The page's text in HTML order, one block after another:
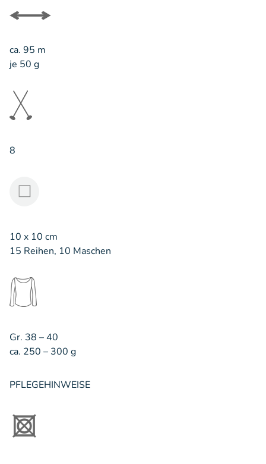
ca. 95 m
je 50 g
8
10 x 10 cm
15 Reihen, 10 Maschen
Gr. 38 – 40
ca. 250 – 300 g
PFLEGEHINWEISE